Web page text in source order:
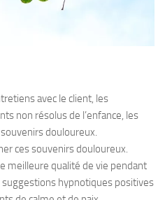
avec le client, les
non résolus de l’enfance, les
douloureux.
ces souvenirs douloureux.
meilleure qualité de vie pendant
hypnotiques positives